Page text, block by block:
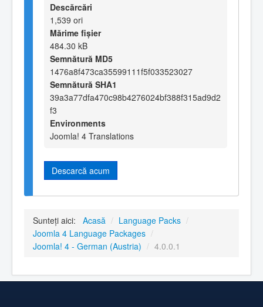
Descărcări
1,539 ori
Mărime fișier
484.30 kB
Semnătură MD5
1476a8f473ca35599111f5f033523027
Semnătură SHA1
39a3a77dfa470c98b4276024bf388f315ad9d2
f3
Environments
Joomla! 4 Translations
Descarcă acum
Sunteți aici: Acasă / Language Packs /
Joomla 4 Language Packages /
Joomla! 4 - German (Austria) / 4.0.0.1